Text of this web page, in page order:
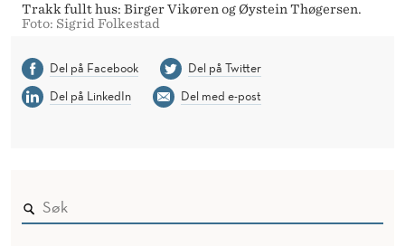
Trakk fullt hus: Birger Vikøren og Øystein Thøgersen.
Foto: Sigrid Folkestad
Del på Facebook
Del på Twitter
Del på LinkedIn
Del med e-post